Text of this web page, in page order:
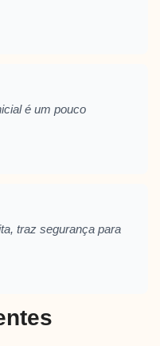
é um pouco
traz segurança para